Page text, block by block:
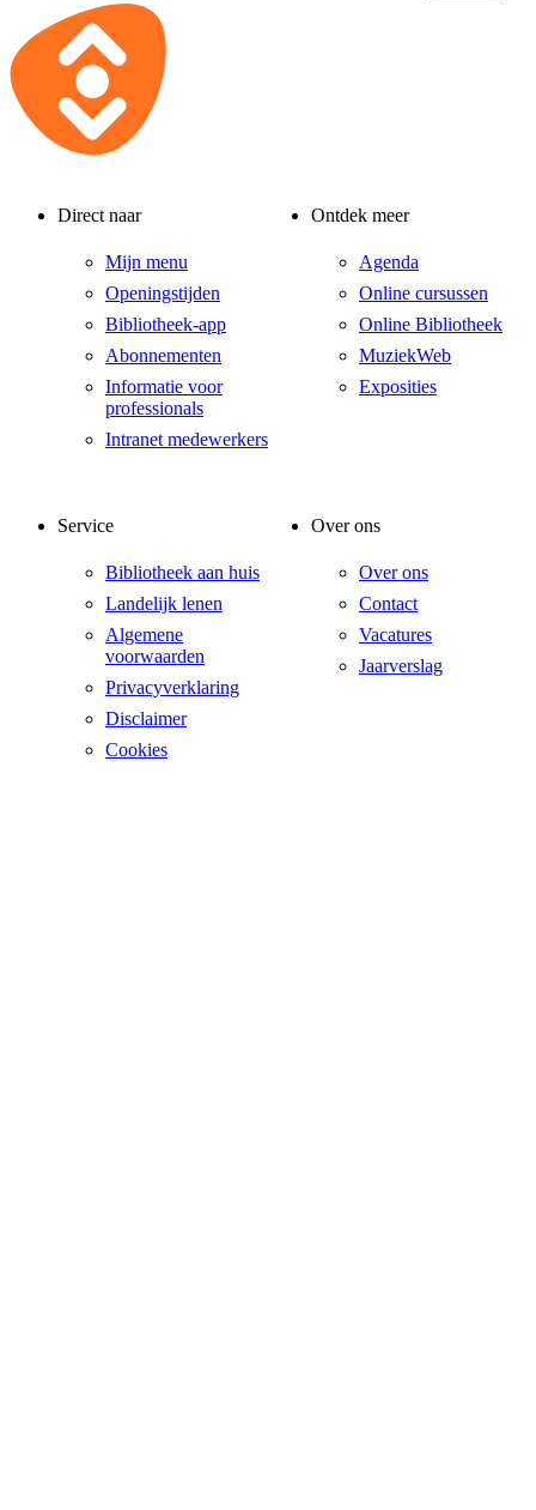
Direct naar
Mijn menu
Openingstijden
Bibliotheek-app
Abonnementen
Informatie voor
professionals
Intranet medewerkers
Ontdek meer
Agenda
Online cursussen
Online Bibliotheek
MuziekWeb
Exposities
Service
Bibliotheek aan huis
Landelijk lenen
Algemene
voorwaarden
Privacyverklaring
Disclaimer
Cookies
Over ons
Over ons
Contact
Vacatures
Jaarverslag